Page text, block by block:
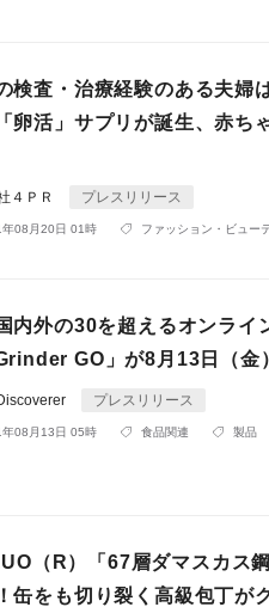
検査・治療経験のある夫婦
卵活」サプリが誕生、赤ち
４ＰＲ プレスリリース
08月20日 01時 ファッション・ビュー
内外の30を超えるオンライ
GO」が8月13日（
プレスリリース
08月13日 05時 食品関連 製品
（R）「67層ダマスカス
缶をも切り裂く高級包丁が